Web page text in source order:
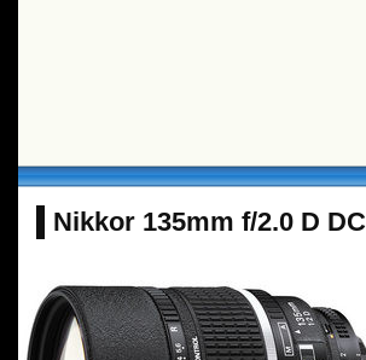
Nikkor 135mm f/2.0 D DC